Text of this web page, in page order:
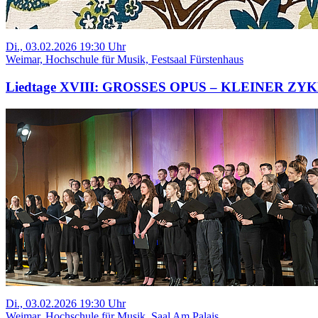
Di., 03.02.2026 19:30 Uhr
Weimar, Hochschule für Musik, Festsaal Fürstenhaus
Liedtage XVIII: GROSSES OPUS – KLEINER
Di., 03.02.2026 19:30 Uhr